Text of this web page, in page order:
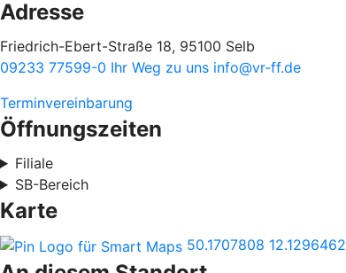
Adresse
Friedrich-Ebert-Straße 18, 95100 Selb
09233 77599-0 Ihr Weg zu uns info@vr-ff.de
Terminvereinbarung
Öffnungszeiten
Filiale
SB-Bereich
Karte
50.1707808 12.1296462